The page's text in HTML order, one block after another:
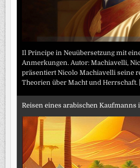
Il Principe in Neuübersetzung mit
Anmerkungen. Autor: Machiavelli,
präsentiert Nicolo Machiavelli seine
Theorien über Macht und Herrschaft.
Reisen eines arabischen Kaufmanns